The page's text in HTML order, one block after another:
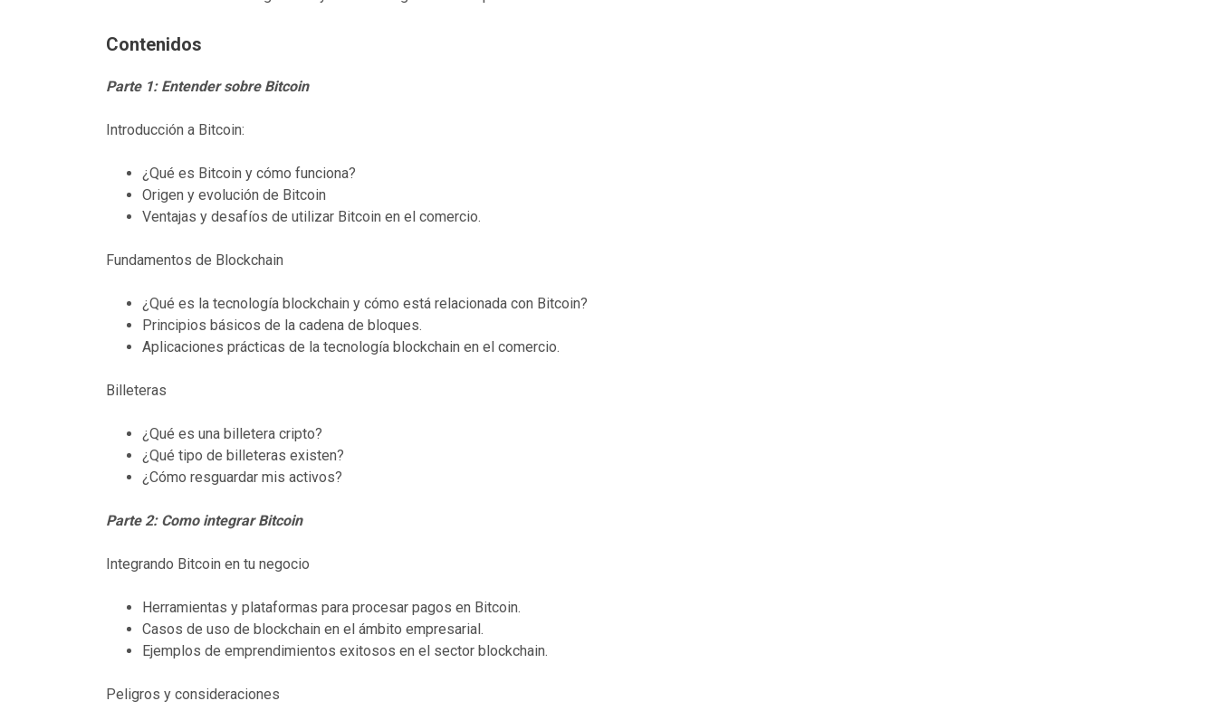
Contenidos
Parte 1: Entender sobre Bitcoin
Introducción a Bitcoin:
¿Qué es Bitcoin y cómo funciona?
Origen y evolución de Bitcoin
Ventajas y desafíos de utilizar Bitcoin en el comercio.
Fundamentos de Blockchain
¿Qué es la tecnología blockchain y cómo está relacionada con Bitcoin?
Principios básicos de la cadena de bloques.
Aplicaciones prácticas de la tecnología blockchain en el comercio.
Billeteras
¿Qué es una billetera cripto?
¿Qué tipo de billeteras existen?
¿Cómo resguardar mis activos?
Parte 2: Como integrar Bitcoin
Integrando Bitcoin en tu negocio
Herramientas y plataformas para procesar pagos en Bitcoin.
Casos de uso de blockchain en el ámbito empresarial.
Ejemplos de emprendimientos exitosos en el sector blockchain.
Peligros y consideraciones